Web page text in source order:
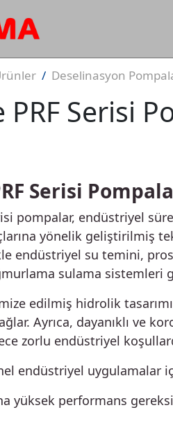
Deselinasyon
PRF Serisi
Serisi
pompalar, endüstriyel
yönelik geliştirilmiş
endüstriyel su temini,
sulama sistemleri
edilmiş hidrolik
Ayrıca, dayanıklı ve
zorlu endüstriyel
endüstriyel uygulamalar
yüksek performans